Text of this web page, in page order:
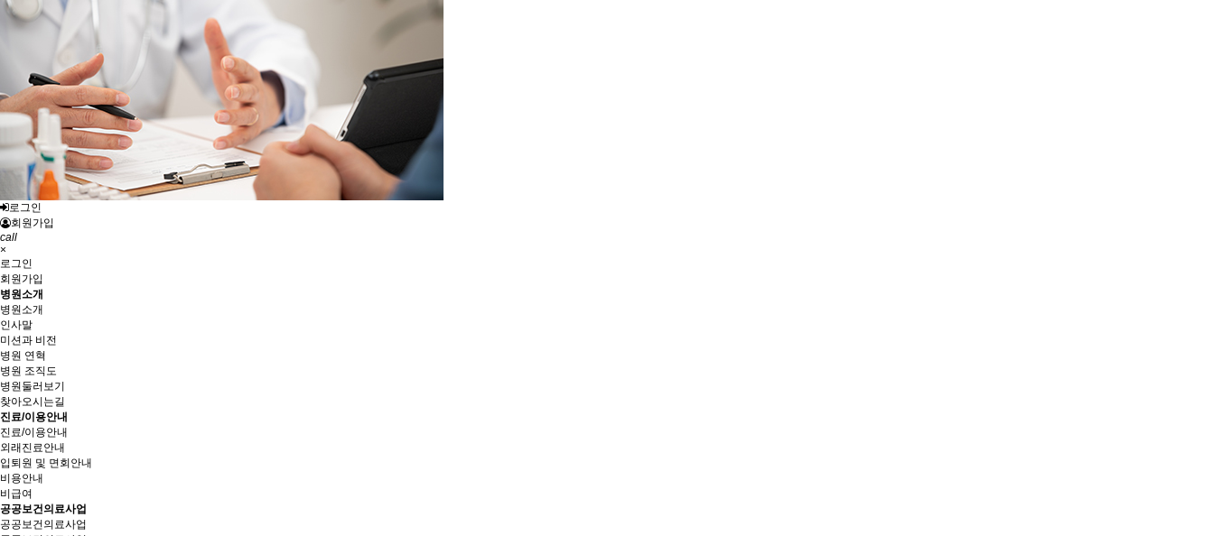
로그인
회원가입
call
×
로그인
회원가입
병원소개
병원소개
인사말
미션과 비전
병원 연혁
병원 조직도
병원둘러보기
찾아오시는길
진료/이용안내
진료/이용안내
외래진료안내
입퇴원 및 면회안내
비용안내
비급여
공공보건의료사업
공공보건의료사업